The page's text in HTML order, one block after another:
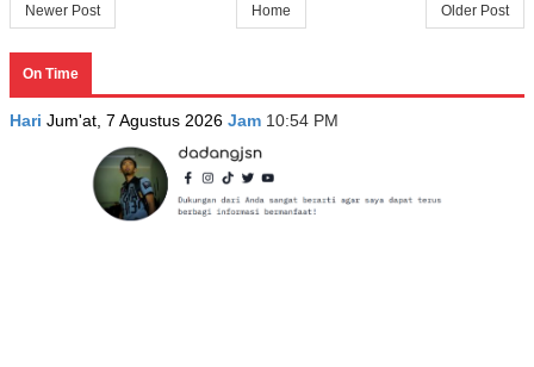
Newer Post Older Post
Home
On Time
Hari Jum'at, 7 Agustus 2026 Jam 10:54 PM